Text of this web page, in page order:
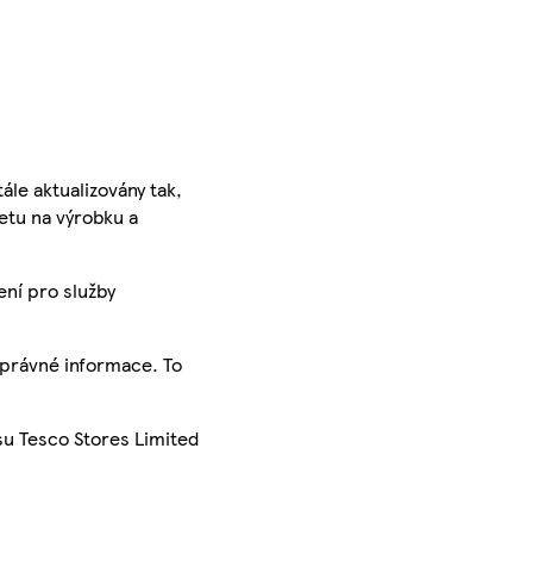
aktualizovány tak,
na výrobku a
pro služby
informace. To
Tesco Stores Limited